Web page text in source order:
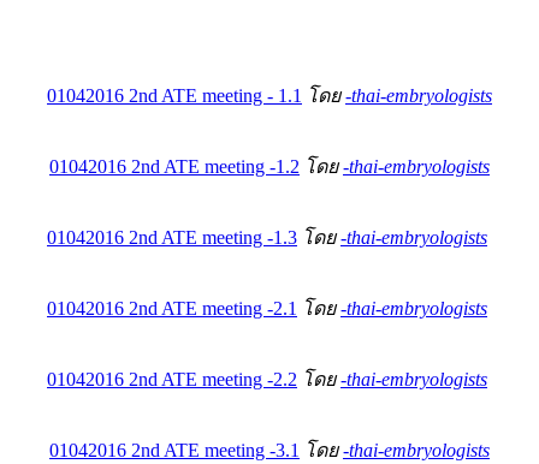
01042016 2nd ATE meeting - 1.1 โดย-thai-embryologists
01042016 2nd ATE meeting -1.2 โดย-thai-embryologists
01042016 2nd ATE meeting -1.3 โดย-thai-embryologists
01042016 2nd ATE meeting -2.1 โดย-thai-embryologists
01042016 2nd ATE meeting -2.2 โดย-thai-embryologists
01042016 2nd ATE meeting -3.1 โดย-thai-embryologists